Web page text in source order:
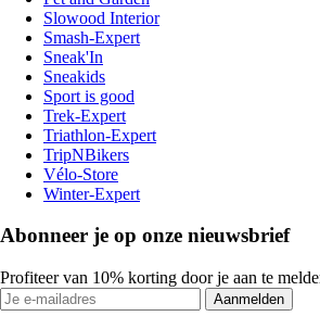
Slowood Interior
Smash-Expert
Sneak'In
Sneakids
Sport is good
Trek-Expert
Triathlon-Expert
TripNBikers
Vélo-Store
Winter-Expert
Abonneer je op onze nieuwsbrief
Profiteer van 10% korting door je aan te
Aanmelden